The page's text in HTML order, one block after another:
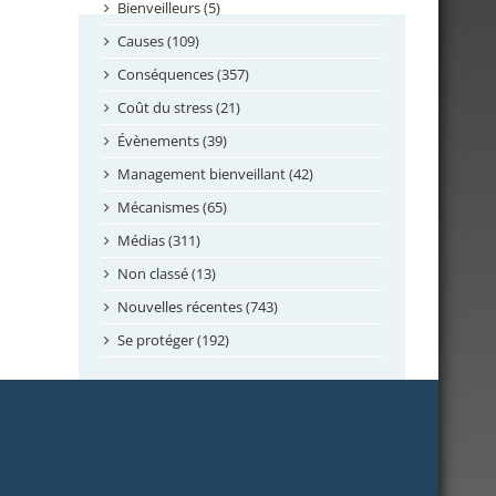
septembre 2024
août 2024
juillet 2024
juin 2024
mai 2024
avril 2024
février 2024
janvier 2024
novembre 2023
octobre 2023
septembre 2023
Bienveilleurs (5)
Causes (109)
Conséquences (357)
Coût du stress (21)
Évènements (39)
Management bienveillant (42)
Mécanismes (65)
Médias (311)
Non classé (13)
Nouvelles récentes (743)
Se protéger (192)